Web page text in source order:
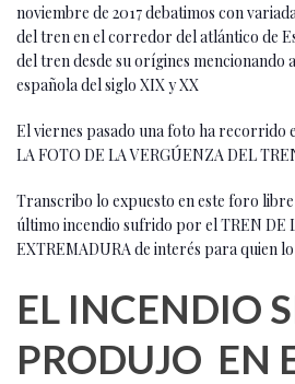
noviembre de 2017 debatimos con
del tren en el corredor del atlántico de
del tren desde su orígines
española del siglo XIX y XX
El viernes pasado una foto ha recorrido
LA FOTO DE LA VERGÚENZA DEL
Transcribo lo expuesto en este foro libre
último incendio sufrido por el TREN DE
EXTREMADURA de interés para quien lo
EL INCENDIO
PRODUJO EN